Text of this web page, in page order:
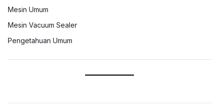
Mesin Umum
Mesin Vacuum Sealer
Pengetahuan Umum